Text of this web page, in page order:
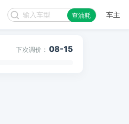
查油耗 车主
下次调价： 08-15